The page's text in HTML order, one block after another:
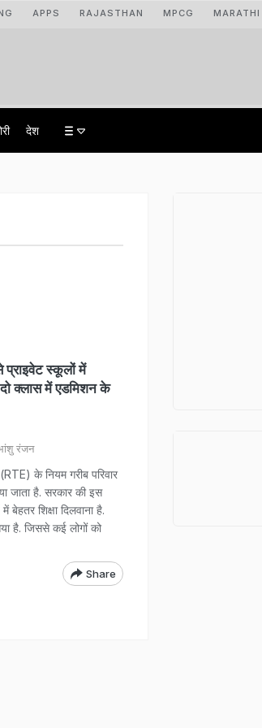
APPS RAJASTHAN MPCG MARATHI
देश
स्कूलों में
क्लास में एडमिशन के
रंजन
के नियम गरीब परिवार
जाता है. सरकार की इस
बेहतर शिक्षा दिलवाना है.
है. जिससे कई लोगों को
Share